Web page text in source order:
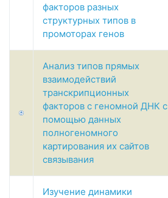
факторов разных
структурных типов в
промоторах генов
Анализ типов прямых
взаимодействий
транскрипционных
факторов с геномной ДНК с
помощью данных
полногеномного
картирования их сайтов
связывания
Изучение динамики